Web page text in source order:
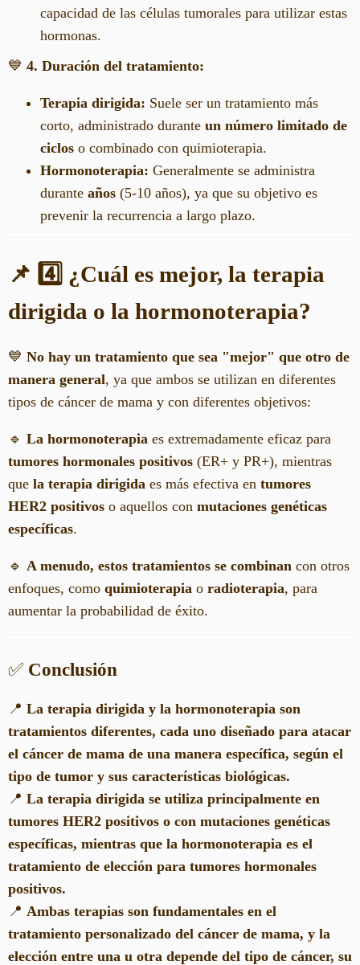
capacidad de las células tumorales para utilizar estas
hormonas.
💙 4. Duración del tratamiento:
Terapia dirigida: Suele ser un tratamiento más
corto, administrado durante un número limitado de
ciclos o combinado con quimioterapia.
Hormonoterapia: Generalmente se administra
durante años (5-10 años), ya que su objetivo es
prevenir la recurrencia a largo plazo.
📌 4️⃣ ¿Cuál es mejor, la terapia
dirigida o la hormonoterapia?
💙 No hay un tratamiento que sea "mejor" que otro de
manera general, ya que ambos se utilizan en diferentes
tipos de cáncer de mama y con diferentes objetivos:
🔹 La hormonoterapia es extremadamente eficaz para
tumores hormonales positivos (ER+ y PR+), mientras
que la terapia dirigida es más efectiva en tumores
HER2 positivos o aquellos con mutaciones genéticas
específicas.
🔹 A menudo, estos tratamientos se combinan con otros
enfoques, como quimioterapia o radioterapia, para
aumentar la probabilidad de éxito.
✅ Conclusión
📍 La terapia dirigida y la hormonoterapia son
tratamientos diferentes, cada uno diseñado para atacar
el cáncer de mama de una manera específica, según el
tipo de tumor y sus características biológicas.
📍 La terapia dirigida se utiliza principalmente en
tumores HER2 positivos o con mutaciones genéticas
específicas, mientras que la hormonoterapia es el
tratamiento de elección para tumores hormonales
positivos.
📍 Ambas terapias son fundamentales en el
tratamiento personalizado del cáncer de mama, y la
elección entre una u otra depende del tipo de cáncer, su